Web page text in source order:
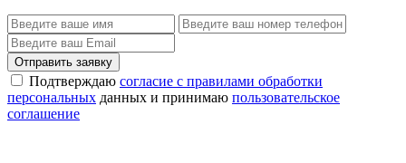
Отправить заявку
Подтверждаю согласие с правилами обработки
персональных данных и принимаю пользовательское
соглашение